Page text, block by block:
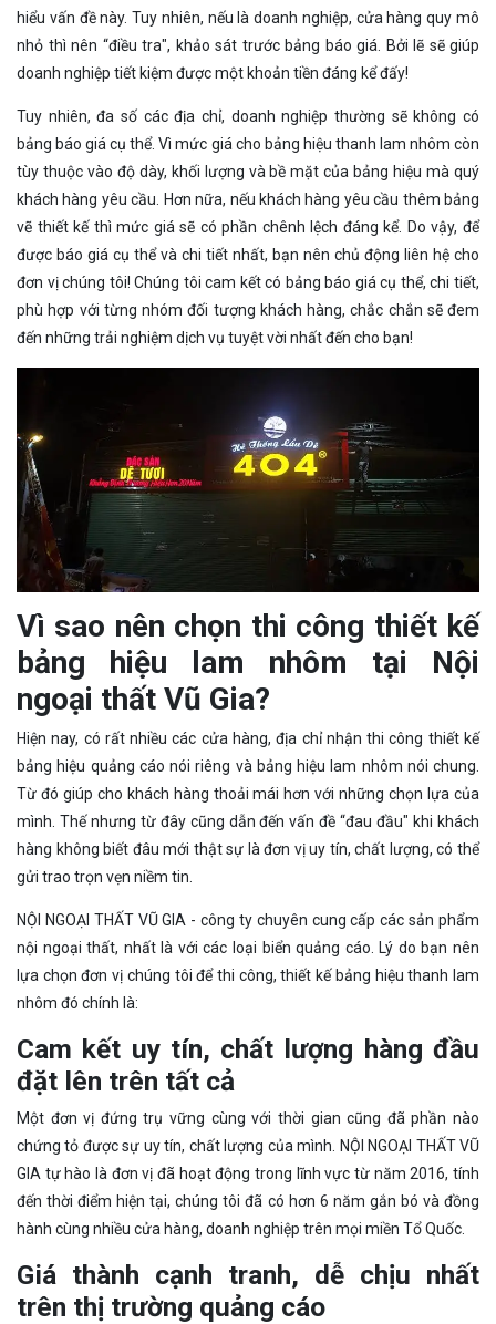
hiểu vấn đề này. Tuy nhiên, nếu là doanh nghiệp, cửa hàng quy mô
nhỏ thì nên “điều tra", khảo sát trước bảng báo giá. Bởi lẽ sẽ giúp
doanh nghiệp tiết kiệm được một khoản tiền đáng kể đấy!
Tuy nhiên, đa số các địa chỉ, doanh nghiệp thường sẽ không có
bảng báo giá cụ thể. Vì mức giá cho bảng hiệu thanh lam nhôm còn
tùy thuộc vào độ dày, khối lượng và bề mặt của bảng hiệu mà quý
khách hàng yêu cầu. Hơn nữa, nếu khách hàng yêu cầu thêm bảng
vẽ thiết kế thì mức giá sẽ có phần chênh lệch đáng kể. Do vậy, để
được báo giá cụ thể và chi tiết nhất, bạn nên chủ động liên hệ cho
đơn vị chúng tôi! Chúng tôi cam kết có bảng báo giá cụ thể, chi tiết,
phù hợp với từng nhóm đối tượng khách hàng, chắc chắn sẽ đem
đến những trải nghiệm dịch vụ tuyệt vời nhất đến cho bạn!
Vì sao nên chọn thi công thiết kế
bảng hiệu lam nhôm tại Nội
ngoại thất Vũ Gia?
Hiện nay, có rất nhiều các cửa hàng, địa chỉ nhận thi công thiết kế
bảng hiệu quảng cáo nói riêng và bảng hiệu lam nhôm nói chung.
Từ đó giúp cho khách hàng thoải mái hơn với những chọn lựa của
mình. Thế nhưng từ đây cũng dẫn đến vấn đề “đau đầu" khi khách
hàng không biết đâu mới thật sự là đơn vị uy tín, chất lượng, có thể
gửi trao trọn vẹn niềm tin.
NỘI NGOẠI THẤT VŨ GIA - công ty chuyên cung cấp các sản phẩm
nội ngoại thất, nhất là với các loại biển quảng cáo. Lý do bạn nên
lựa chọn đơn vị chúng tôi để thi công, thiết kế bảng hiệu thanh lam
nhôm đó chính là:
Cam kết uy tín, chất lượng hàng đầu
đặt lên trên tất cả
Một đơn vị đứng trụ vững cùng với thời gian cũng đã phần nào
chứng tỏ được sự uy tín, chất lượng của mình. NỘI NGOẠI THẤT VŨ
GIA tự hào là đơn vị đã hoạt động trong lĩnh vực từ năm 2016, tính
đến thời điểm hiện tại, chúng tôi đã có hơn 6 năm gắn bó và đồng
hành cùng nhiều cửa hàng, doanh nghiệp trên mọi miền Tổ Quốc.
Giá thành cạnh tranh, dễ chịu nhất
trên thị trường quảng cáo